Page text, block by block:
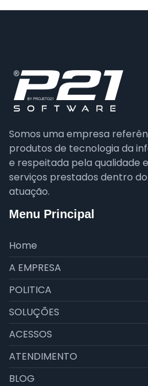
Somos uma empresa
produtos de tecnologia da
e respeitada pela qualidade
serviços prestados dentro
atuação.
Menu Principal
Home
A EMPRESA
POLITICA
SOLUÇÕES
ACESSOS
ATENDIMENTO
BLOG